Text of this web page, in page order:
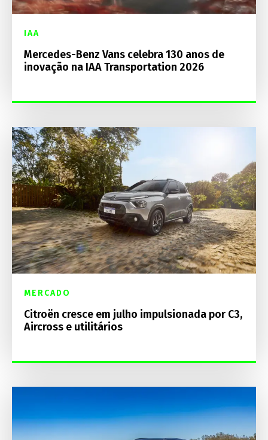
IAA
Mercedes-Benz Vans celebra 130 anos de
inovação na IAA Transportation 2026
MERCADO
Citroën cresce em julho impulsionada por C3,
Aircross e utilitários